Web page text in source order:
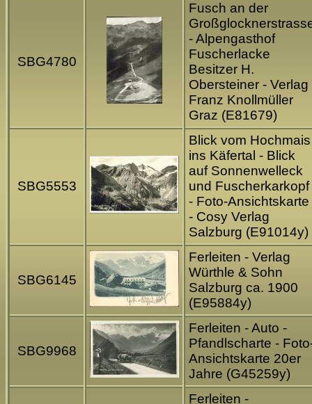
SBG4780
Fusch an der
- Alpengasthof
Fuscherlacke
Besitzer H.
Obersteiner - Verlag
Franz Knollmüller
Graz (E81679)
SBG5553
Blick vom Hochmais
ins Käfertal - Blick
auf Sonnenwelleck
und Fuscherkarkopf
- Foto-Ansichtskarte
- Cosy Verlag
Salzburg (E91014y)
SBG6145
Ferleiten - Verlag
Würthle & Sohn
Salzburg ca. 1900
(E95884y)
SBG9968
Ferleiten - Auto -
Pfandlscharte -
Ansichtskarte 20er
Jahre (G45259y)
Ferleiten -